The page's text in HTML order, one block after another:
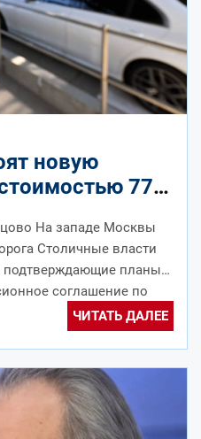
новую
77,5
На западе Москвы
Столичные власти
подтверждающие планы
соглашение по
ЧИТАТЬ ДАЛЕЕ